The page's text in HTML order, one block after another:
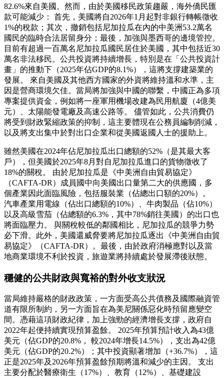
82.6%來自美國。然而，由於美國移民政策趨嚴，海外僑民匯
款可能減少： 首先，美國將自2026年1月起對非銀行轉帳徵收
1%的稅款；其次，撤銷包括尼加拉瓜在內的中美洲53.2萬名
國民的臨時合法居留身分；最後，加強與墨西哥的邊境管控。
目前有超過一百萬名尼加拉瓜國民居住於美國，其中包括近30
萬名非法移民。公共投資將持續增長，特別是在「公共投資計
畫」的推動下（2025年佔GDP的8.1%），這將支撐建築業的
發展。 來自美國及其他西方國家的外資將維持溫和水準，主
因是營商環境欠佳。當局將加強與中國的聯繫，中國正為多項
專案提供資金，例如將一座軍用機場改建為民用航廈（4億美
元）、太陽能發電廠及高速公路等。 儘管如此，公共消費仍
將受到財政緊縮政策的抑制，這主要體現在公務員編制削減，
以及將支出集中於對出口企業和從美國返國人士的援助上。
雖然美國在2024年佔尼加拉瓜出口總額的52%（是其最大客
戶），但美國於2025年8月對自尼加拉瓜進口的貨物徵收了
18%的關稅。 由於尼加拉瓜是《中美洲自由貿易協定》
（CAFTA-DR）成員國中向美國出口量第二大的供應國，多
個產業因此面臨風險，包括服裝業（佔總出口額的20%）。
汽車產業用電線（佔出口總額的10%）、牛肉製品（佔10%）
以及高級雪茄（佔總額的6.3%，其中78%銷往美國）的出口也
將面臨壓力。 與關稅較低的鄰國相比，尼加拉瓜的競爭力勢
必下滑。此外，美國還威脅要將尼加拉瓜逐出《中美洲自由貿
易協定》（CAFTA-DR）。最後，由於政府消極應對以及當
地商業環境不利於投資，旅遊業將持續處於發展滯後狀態。
穩健的公共財政與寬裕的對外收支狀況
當局維持嚴格的財政政策，一方面受高公共債務及國際融資管
道有限所制約，另一方面旨在為美尼關係惡化時預留應變空
間。憑藉這項財政紀律，加上強勁的經濟增長支撐，政府自
2022年起便持續實現預算盈餘。 2025年預算預計收入為43億
美元（佔GDP的20.8%， 較2024年增長14.5%），支出為42億
美元（佔GDP的20.2%）；其中投資顯著增加（+36.7%），這
正是2025年及2026年預算盈餘預期將溫和減少的主因。 支出
主要分配於醫療衛生（17%）、教育（12%）、基礎建設